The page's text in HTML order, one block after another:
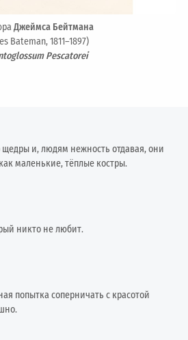
Джеймса Бейтмана
Bateman, 1811–1897)
Pescatorei
и, людям нежность отдавая, они
маленькие, тёплые костры.
никто не любит.
попытка соперничать с красотой